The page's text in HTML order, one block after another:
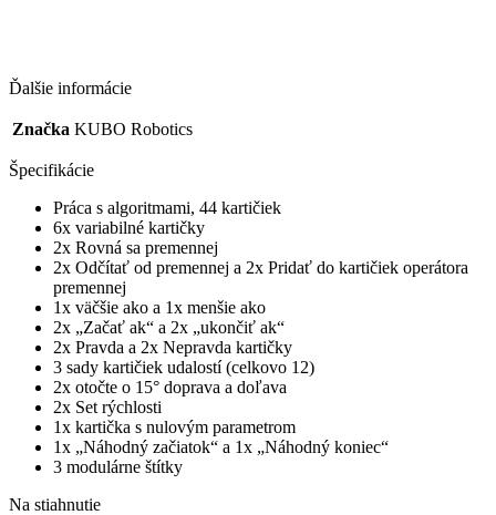
Ďalšie informácie
Značka KUBO Robotics
Špecifikácie
Práca s algoritmami, 44 kartičiek
6x variabilné kartičky
2x Rovná sa premennej
2x Odčítať od premennej a 2x Pridať do kartičiek operátora
premennej
1x väčšie ako a 1x menšie ako
2x „Začať ak“ a 2x „ukončiť ak“
2x Pravda a 2x Nepravda kartičky
3 sady kartičiek udalostí (celkovo 12)
2x otočte o 15° doprava a doľava
2x Set rýchlosti
1x kartička s nulovým parametrom
1x „Náhodný začiatok“ a 1x „Náhodný koniec“
3 modulárne štítky
Na stiahnutie